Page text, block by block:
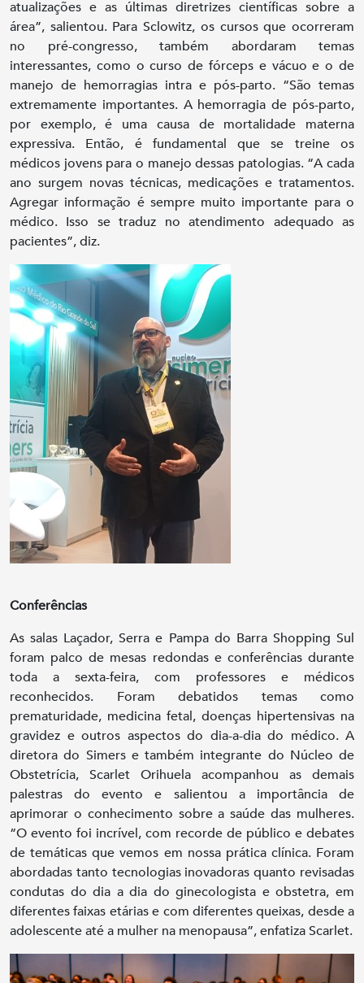
atualizações e as últimas diretrizes científicas sobre a
área”, salientou. Para Sclowitz, os cursos que ocorreram
no pré-congresso, também abordaram temas
interessantes, como o curso de fórceps e vácuo e o de
manejo de hemorragias intra e pós-parto. “São temas
extremamente importantes. A hemorragia de pós-parto,
por exemplo, é uma causa de mortalidade materna
expressiva. Então, é fundamental que se treine os
médicos jovens para o manejo dessas patologias. “A cada
ano surgem novas técnicas, medicações e tratamentos.
Agregar informação é sempre muito importante para o
médico. Isso se traduz no atendimento adequado as
pacientes”, diz.
Conferências
As salas Laçador, Serra e Pampa do Barra Shopping Sul
foram palco de mesas redondas e conferências durante
toda a sexta-feira, com professores e médicos
reconhecidos. Foram debatidos temas como
prematuridade, medicina fetal, doenças hipertensivas na
gravidez e outros aspectos do dia-a-dia do médico. A
diretora do Simers e também integrante do Núcleo de
Obstetrícia, Scarlet Orihuela acompanhou as demais
palestras do evento e salientou a importância de
aprimorar o conhecimento sobre a saúde das mulheres.
“O evento foi incrível, com recorde de público e debates
de temáticas que vemos em nossa prática clínica. Foram
abordadas tanto tecnologias inovadoras quanto revisadas
condutas do dia a dia do ginecologista e obstetra, em
diferentes faixas etárias e com diferentes queixas, desde a
adolescente até a mulher na menopausa”, enfatiza Scarlet.